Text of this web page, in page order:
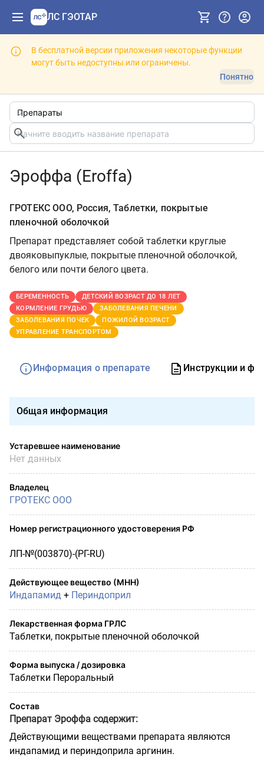
ЛС ГЭОТАР
В бесплатной версии приложения некоторые функции
могут быть недоступны или ограничены.
Понятно
Эроффа (Eroffa)
ГРОТЕКС ООО, Россия, Таблетки, покрытые
пленочной оболочкой
Препарат представляет собой таблетки круглые
двояковыпуклые, покрытые пленочной оболочкой,
белого или почти белого цвета.
БЕРЕМЕННОСТЬ
ДЕТСКИЙ ВОЗРАСТ ДО 18 ЛЕТ
КОРМЛЕНИЕ ГРУДЬЮ
ЗАБОЛЕВАНИЯ ПЕЧЕНИ
ЗАБОЛЕВАНИЯ ПОЧЕК
ПОЖИЛОЙ ВОЗРАСТ
УПРАВЛЕНИЕ ТРАНСПОРТОМ
Информация о препарате Инструкции и
Общая информация
Устаревшее наименование
Нет данных
Владелец
ГРОТЕКС ООО
Номер регистрационного удостоверения РФ
ЛП-№(003870)-(РГ-RU)
Действующее вещество (МНН)
Индапамид + Периндоприл
Лекарственная форма ГРЛС
Таблетки, покрытые пленочной оболочкой
Форма выпуска / дозировка
Таблетки Пероральный
Состав
Препарат Эроффа содержит:
Действующими веществами препарата являются
индапамид и периндоприла аргинин.